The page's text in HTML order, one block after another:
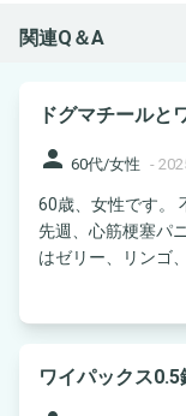
関連Q＆A
ドグマチールと
person 60代/女性 -
60歳、女性です。
先週、心筋梗塞パ
はゼリー、リンゴ、
ワイパックス